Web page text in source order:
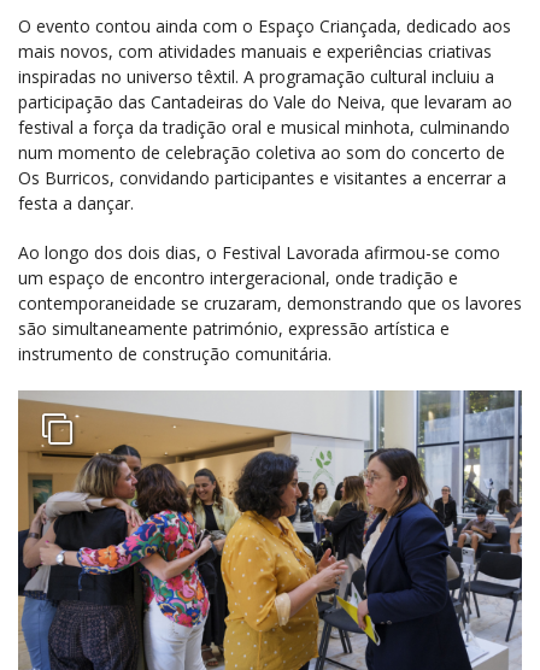
O evento contou ainda com o Espaço Criançada, dedicado aos
mais novos, com atividades manuais e experiências criativas
inspiradas no universo têxtil. A programação cultural incluiu a
participação das Cantadeiras do Vale do Neiva, que levaram ao
festival a força da tradição oral e musical minhota, culminando
num momento de celebração coletiva ao som do concerto de
Os Burricos, convidando participantes e visitantes a encerrar a
festa a dançar.
Ao longo dos dois dias, o Festival Lavorada afirmou-se como
um espaço de encontro intergeracional, onde tradição e
contemporaneidade se cruzaram, demonstrando que os lavores
são simultaneamente património, expressão artística e
instrumento de construção comunitária.